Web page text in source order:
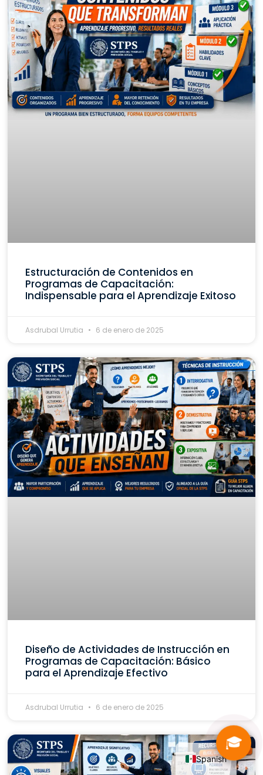
Estructuración de Contenidos en
Programas de Capacitación:
Indispensable para el Aprendizaje Exitoso
Asdrubal Urrutia 6 de enero de 2025
Diseño de Actividades de Instrucción en
Programas de Capacitación: Básico
para el Aprendizaje Efectivo
Asdrubal Urrutia 6 de enero de 2025
🎓
Spanish